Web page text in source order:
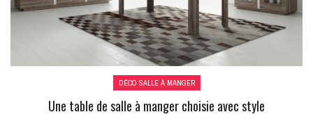
DÉCO SALLE À MANGER
Une table de salle à manger choisie avec style